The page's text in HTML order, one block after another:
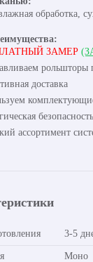
обработка,
ЗАМЕР
доставка
ассортимент
3-5
Моно